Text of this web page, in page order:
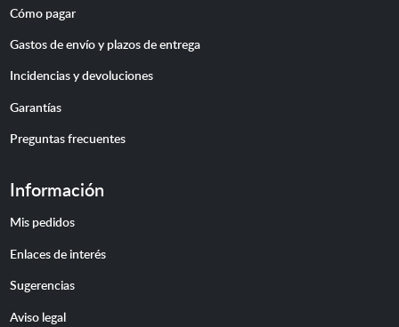
Cómo pagar
Gastos de envío y plazos de entrega
Incidencias y devoluciones
Garantías
Preguntas frecuentes
Información
Mis pedidos
Enlaces de interés
Sugerencias
Aviso legal